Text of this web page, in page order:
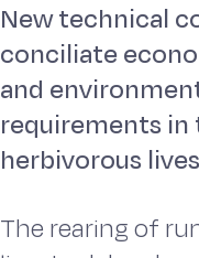
New technical
conciliate
and
requirements
herbivorous
The rearing of